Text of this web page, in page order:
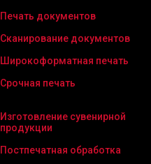
Печать документов
Сканирование документов
Широкоформатная печать
Срочная печать
Изготовление сувенирной
продукции
Постпечатная обработка